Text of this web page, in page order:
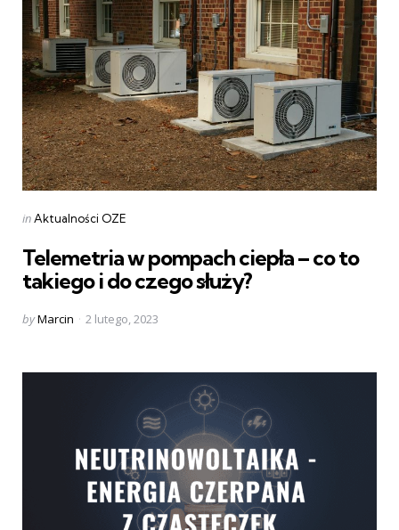
Categories
Posted
inAktualności OZE
Telemetria w pompach ciepła – co to
takiego i do czego służy?
Posted
byMarcin 2 lutego, 2023